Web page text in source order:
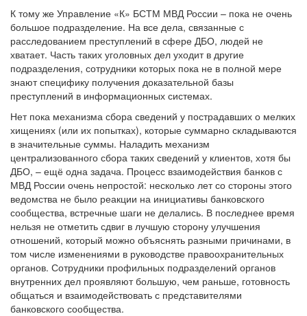
К тому же Управление «К» БСТМ МВД России – пока не очень
большое подразделение. На все дела, связанные с
расследованием преступлений в сфере ДБО, людей не
хватает. Часть таких уголовных дел уходит в другие
подразделения, сотрудники которых пока не в полной мере
знают специфику получения доказательной базы
преступлений в информационных системах.
Нет пока механизма сбора сведений у пострадавших о мелких
хищениях (или их попытках), которые суммарно складываются
в значительные суммы. Наладить механизм
централизованного сбора таких сведений у клиентов, хотя бы
ДБО, – ещё одна задача. Процесс взаимодействия банков с
МВД России очень непростой: несколько лет со стороны этого
ведомства не было реакции на инициативы банковского
сообщества, встречные шаги не делались. В последнее время
нельзя не отметить сдвиг в лучшую сторону улучшения
отношений, который можно объяснять разными причинами, в
том числе изменениями в руководстве правоохранительных
органов. Сотрудники профильных подразделений органов
внутренних дел проявляют большую, чем раньше, готовность
общаться и взаимодействовать с представителями
банковского сообщества.